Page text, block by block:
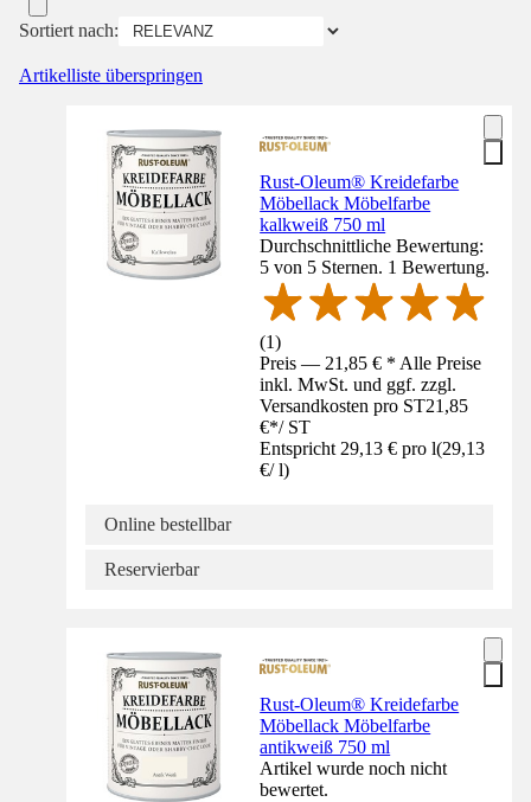
Sortiert nach:
Artikelliste überspringen
Rust-Oleum® Kreidefarbe
Möbellack Möbelfarbe
kalkweiß 750 ml
Durchschnittliche Bewertung:
5 von 5 Sternen. 1 Bewertung.
(1)
Preis — 21,85 € * Alle Preise
inkl. MwSt. und ggf. zzgl.
Versandkosten pro ST21,85
€*/ ST
Entspricht 29,13 € pro l(29,13
€/ l)
Online bestellbar
Reservierbar
Rust-Oleum® Kreidefarbe
Möbellack Möbelfarbe
antikweiß 750 ml
Artikel wurde noch nicht
bewertet.